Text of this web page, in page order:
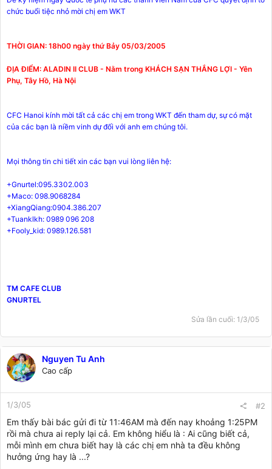
chức buổi tiệc nhỏ mời chị em WKT
THỜI GIAN: 18h00 ngày thứ Bảy 05/03/2005
ĐỊA ĐIỂM: ALADIN II CLUB - Nằm trong KHÁCH SẠN THẮNG LỢI - Yên
Phụ, Tây Hồ, Hà Nội
CFC Hanoi kính mời tất cả các chị em trong WKT đến tham dự, sự có mặt
của các bạn là niềm vinh dự đối với anh em chúng tôi.
Mọi thông tin chi tiết xin các bạn vui lòng liên hệ:
+Gnurtel:095.3302.003
+Maco: 098.9068284
+XiangQiang:0904.386.207
+Tuanklkh: 0989 096 208
+Fooly_kid: 0989.126.581
TM CAFE CLUB
GNURTEL
Sửa lần cuối: 1/3/05
Nguyen Tu Anh
Cao cấp
1/3/05 #2
Em thấy bài bác gửi đi từ 11:46AM mà đến nay khoảng 1:25PM
rồi mà chưa ai reply lại cả. Em không hiểu là : Ai cũng biết cả,
mỗi mình em chưa biết hay là các chị em nhà ta đều không
hưởng ứng hay là ...?